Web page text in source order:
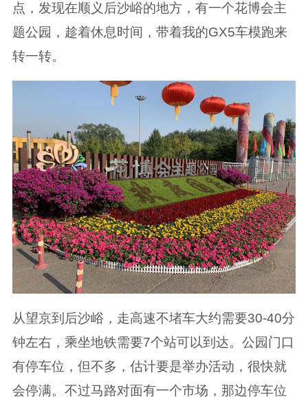
点，发现在顺义后沙峪的地方，有一个花博会主
题公园，趁着休息时间，带着我的GX5车模跑来
转一转。
从望京到后沙峪，走高速不堵车大约需要30-40分
钟左右，乘坐地铁需要7个站可以到达。公园门口
有停车位，但不多，估计要是举办活动，很快就
会停满。不过马路对面有一个市场，那边停车位